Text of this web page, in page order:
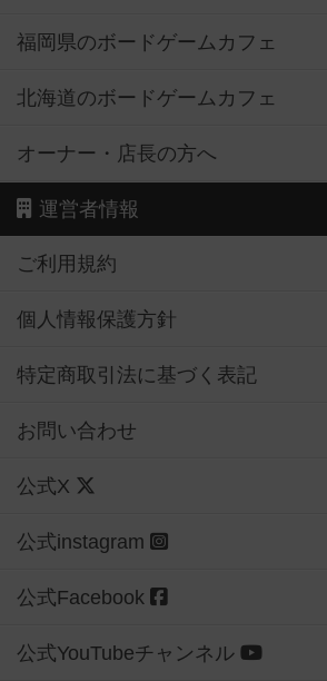
福岡県のボードゲームカフェ
北海道のボードゲームカフェ
オーナー・店長の方へ
運営者情報
ご利用規約
個人情報保護方針
特定商取引法に基づく表記
お問い合わせ
公式X
公式instagram
公式Facebook
公式YouTubeチャンネル